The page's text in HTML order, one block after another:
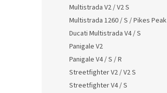
Multistrada V2 / V2 S
Multistrada 1260 / S / Pikes Peak
Ducati Multistrada V4 / S
Panigale V2
Panigale V4 / S / R
Streetfighter V2 / V2 S
Streetfighter V4 / S